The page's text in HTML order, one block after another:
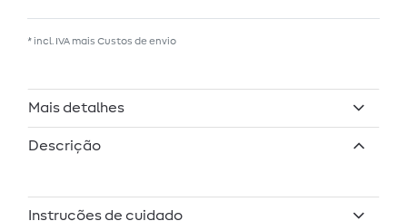
* incl. IVA mais Custos de envio
Mais detalhes
Descrição
Instruções de cuidado